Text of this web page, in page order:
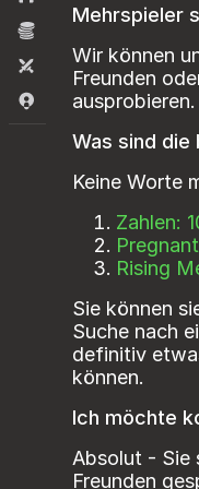
Zwei Spieler
io-Spiele
Mehrspieler
Wir können
Freunden
Was sind
Keine Worte
Zahlen:
Rising
Sie können
Suche nach
definitiv
können.
Ich möchte
Absolut - Sie
Freunden